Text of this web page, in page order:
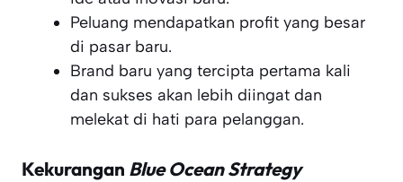
Peluang mendapatkan profit yang besar
di pasar baru.
Brand baru yang tercipta pertama kali
dan sukses akan lebih diingat dan
melekat di hati para pelanggan.
Kekurangan Blue Ocean Strategy